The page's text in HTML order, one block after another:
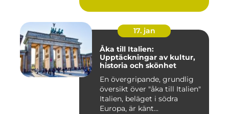
17. jan
Åka till Italien:
Upptäckningar av kultur,
historia och skönhet
En övergripande, grundlig
översikt över "åka till Italien"
Italien, beläget i södra
Europa, är känt...